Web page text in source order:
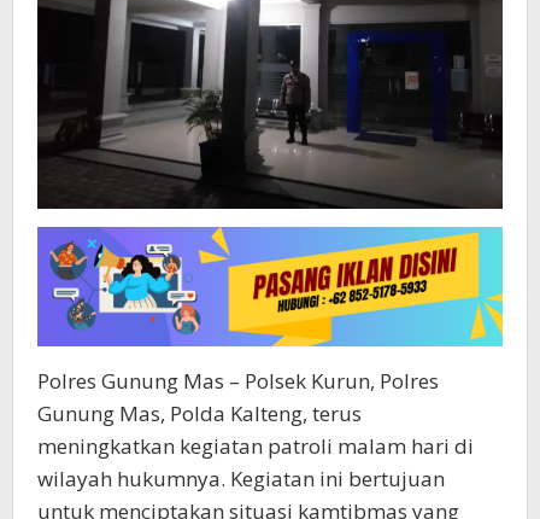
Polres Gunung Mas – Polsek Kurun, Polres
Gunung Mas, Polda Kalteng, terus
meningkatkan kegiatan patroli malam hari di
wilayah hukumnya. Kegiatan ini bertujuan
untuk menciptakan situasi kamtibmas yang